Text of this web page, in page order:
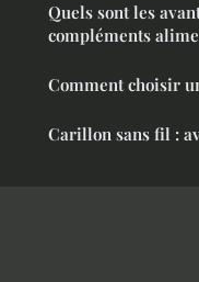
Quels sont les
compléments
Comment choisir
Carillon sans fil :